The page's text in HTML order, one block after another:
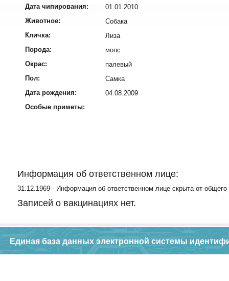
Дата чипирования:
01.01.2010
Животное:
Собака
Кличка:
Лиза
Порода:
мопс
Окрас:
палевый
Пол:
Самка
Дата рождения:
04.08.2009
Особые приметы:
Информация об ответственном лице:
31.12.1969 - Информация об ответственном лице скрыта от общего
Записей о вакцинациях нет.
Единая база данных электронной системы